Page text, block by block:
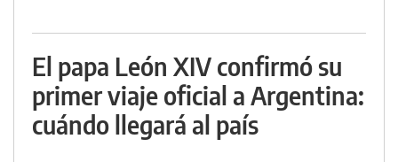
El papa León XIV confirmó su
primer viaje oficial a Argentina:
cuándo llegará al país